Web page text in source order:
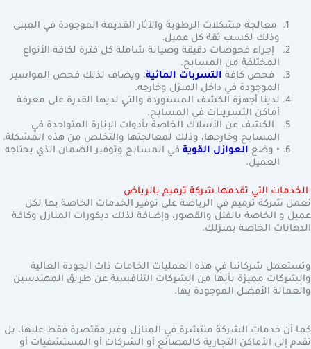
معالجة مشكلات الرطوبة والآثار القديمة الموجودة في المبنى
وذلك لكسب ثقة كل عميل.
إجراء فحوصات دقيقة وصيانة شاملة كل فترة لكافة الأنواع
المختلفة من المسابح.
فحص كافة التسربات المائية، ويضاف لذلك فحص المواسير
الموجودة في داخل المنزل وخارجه.
لدينا أجهزة الكشف المستوردة والتي لديها القدرة على معرفة
أماكن التسريبات في المسابح.
الكشف عن الأسلاك الخاصة بأدوات الإنارة المتواجدة في
المسابح وخارجها، وذلك لمعالجتها والتخلص من هذه المشكلة.
• وضع العوازل القوية في المسابح وتوفير الضمان الذي يحتاجه
العميل.
الخدمات التي تقدمها شركة ترميم بالرياض
تعمل شركة ترميم في الرياضة على توفير الخدمات الخاصة بها لكل
عميل و الخاصة بالفلل والقصور، وإضافة لذلك ديكورات المنازل وكافة
الدهانات الخاصة بمنزلك.
وتستعمل شركاتنا في هذه العمليات الخامات ذات الجودة العالية
والشركات مميزة بأنها من الشركات التنافسية عن طريق المهندسين
والعمالة الأفضل الموجودة بها.
كما أن خدمات الشركة منتشرة في المنازل وغير مقتصرة فقط عليها، بل
تقدم إلى الأماكن التجارية كالمصانع أو الشركات أو المستشفيات أو